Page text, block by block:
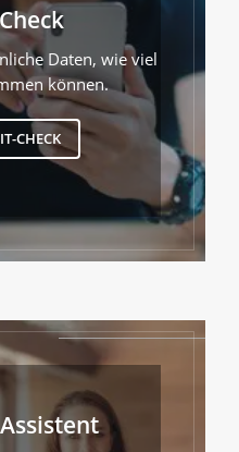
Daten, wie viel
können.
CHECK